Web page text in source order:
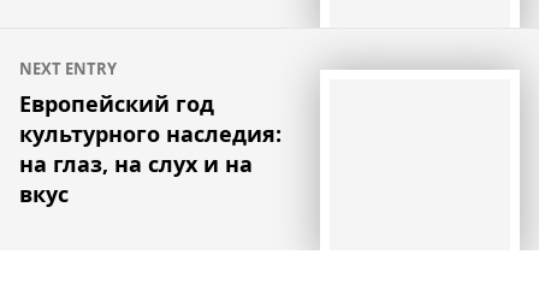
NEXT ENTRY
Европейский год
культурного наследия:
на глаз, на слух и на
вкус